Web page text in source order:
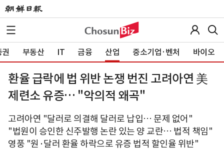
부동산 IT 금융 산업 중소기업·벤처 바이오
환율 급락에 법 위반 논쟁 번진 고려아연 美
제련소 유증… "악의적 왜곡"
고려아연 "달러로 의결해 달러로 납입… 문제 없어"
"법원이 승인한 신주발행 논란 있는 양 교란… 법적 책임"
영풍 "원·달러 환율 하락으로 유증 법적 할인율 위반"